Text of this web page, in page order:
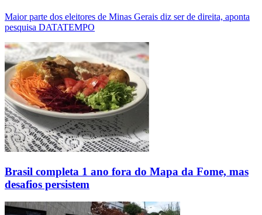
Maior parte dos eleitores de Minas Gerais diz ser de direita, aponta
pesquisa DATATEMPO
Brasil completa 1 ano fora do Mapa da Fome, mas
desafios persistem